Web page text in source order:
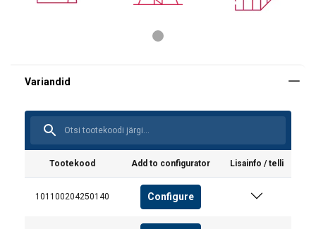
Tootekood Add to configurator Lisainfo / telli
101100204250140 Configure